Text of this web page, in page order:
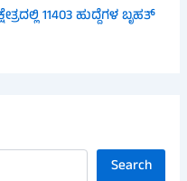
11403 ಹುದ್ದೆಗಳ ಬೃಹತ್
Search